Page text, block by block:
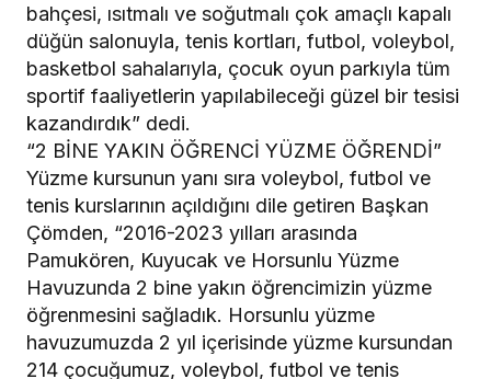
bahçesi, ısıtmalı ve soğutmalı çok amaçlı kapalı
düğün salonuyla, tenis kortları, futbol, voleybol,
basketbol sahalarıyla, çocuk oyun parkıyla tüm
sportif faaliyetlerin yapılabileceği güzel bir tesisi
kazandırdık” dedi.
“2 BİNE YAKIN ÖĞRENCİ YÜZME ÖĞRENDİ”
Yüzme kursunun yanı sıra voleybol, futbol ve
tenis kurslarının açıldığını dile getiren Başkan
Çömden, “2016-2023 yılları arasında
Pamukören, Kuyucak ve Horsunlu Yüzme
Havuzunda 2 bine yakın öğrencimizin yüzme
öğrenmesini sağladık. Horsunlu yüzme
havuzumuzda 2 yıl içerisinde yüzme kursundan
214 çocuğumuz, voleybol, futbol ve tenis